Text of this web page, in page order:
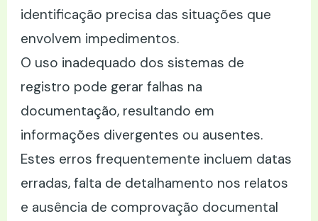
identificação precisa das situações que
envolvem impedimentos.
O uso inadequado dos sistemas de
registro pode gerar falhas na
documentação, resultando em
informações divergentes ou ausentes.
Estes erros frequentemente incluem datas
erradas, falta de detalhamento nos relatos
e ausência de comprovação documental